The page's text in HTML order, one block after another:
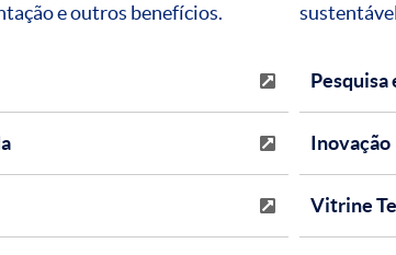
e outros benefícios.
Pesquisa
Inovação
Vitrine